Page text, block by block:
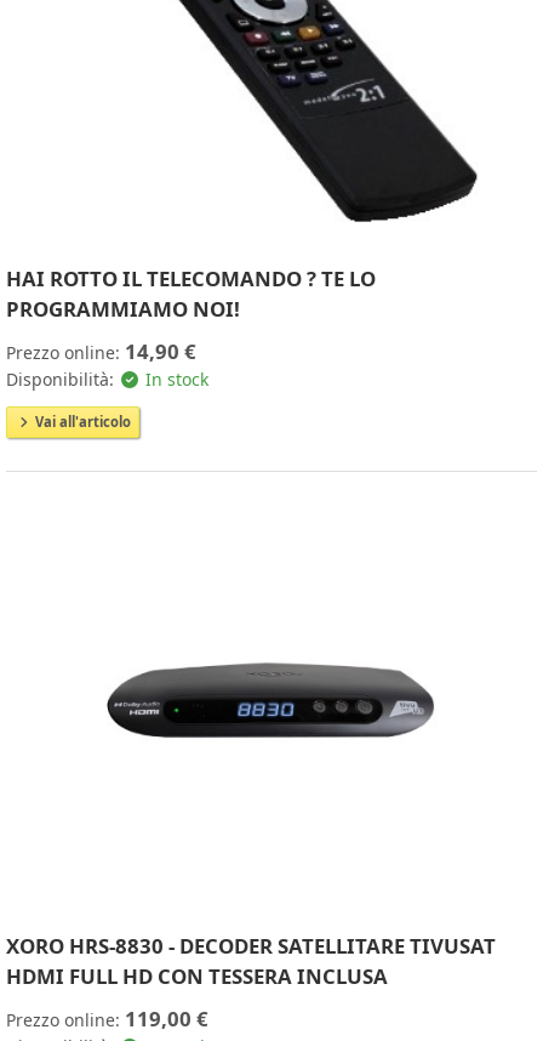
HAI ROTTO IL TELECOMANDO ? TE LO
PROGRAMMIAMO NOI!
Prezzo online: 14,90 €
Disponibilità: In stock
Vai all'articolo
XORO HRS-8830 - DECODER SATELLITARE TIVUSAT
HDMI FULL HD CON TESSERA INCLUSA
Prezzo online: 119,00 €